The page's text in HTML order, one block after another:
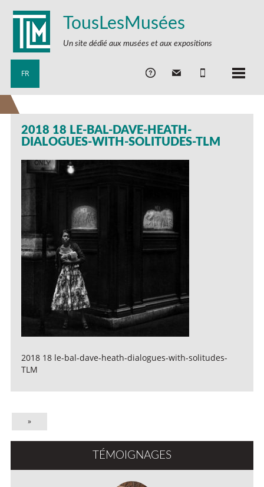
TousLesMusées
Un site dédié aux musées et aux expositions
FR
2018 18 LE-BAL-DAVE-HEATH-
DIALOGUES-WITH-SOLITUDES-TLM
2018 18 le-bal-dave-heath-dialogues-with-solitudes-
TLM
»
TÉMOIGNAGES